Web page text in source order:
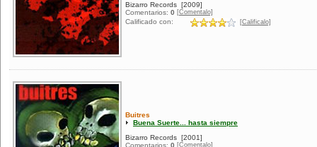
Bizarro Records [2009]
Comentarios: 0 [Comentalo]
Calificado con: [Calificalo]
Buitres
Buena Suerte... hasta siempre
Bizarro Records [2001]
Comentarios: 0 [Comentalo]